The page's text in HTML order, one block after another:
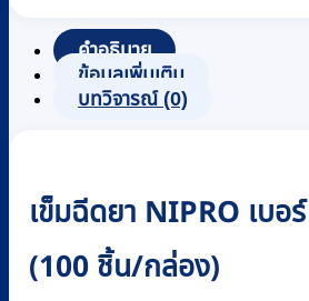
ยี่ห้อ
NIPRO
เบอร์
ชิ้น/
กล่อง)
ชิ้น
คำอธิบาย
ข้อมูลเพิ่มเติม
บทวิจารณ์ (0)
เข็มฉีดยา NIPRO เบอ
(100 ชิ้น/กล่อง)